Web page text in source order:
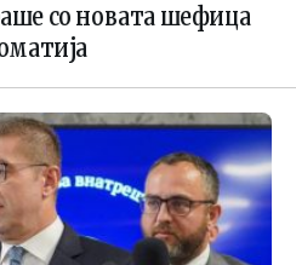
со новата шефица